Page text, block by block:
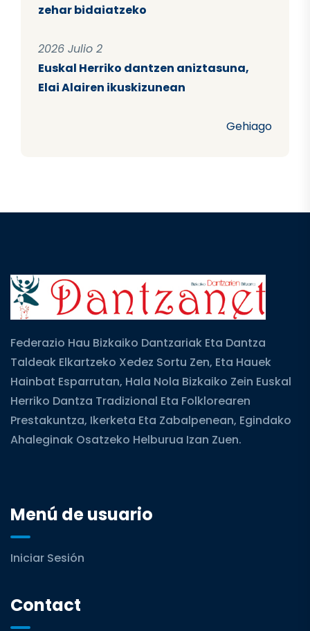
zehar bidaiatzeko
2026 Julio 2
Euskal Herriko dantzen aniztasuna,
Elai Alairen ikuskizunean
Gehiago
Federazio Hau Bizkaiko Dantzariak Eta Dantza
Taldeak Elkartzeko Xedez Sortu Zen, Eta Hauek
Hainbat Esparrutan, Hala Nola Bizkaiko Zein Euskal
Herriko Dantza Tradizional Eta Folklorearen
Prestakuntza, Ikerketa Eta Zabalpenean, Egindako
Ahaleginak Osatzeko Helburua Izan Zuen.
Menú de usuario
Iniciar Sesión
Contact